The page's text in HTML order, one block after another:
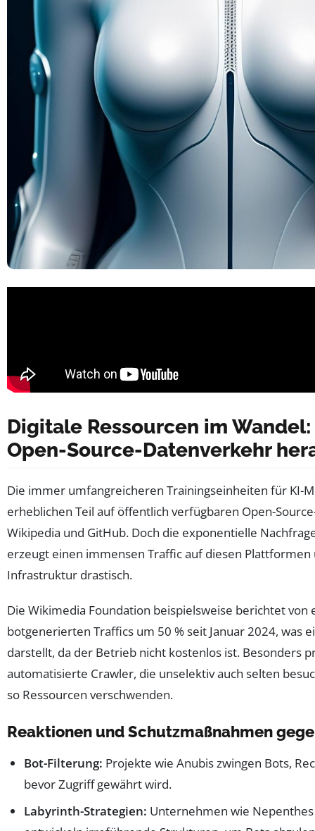
Digitale Ressourcen im
Open-Source-Datenverkehr
Die immer umfangreicheren Trainingseinheiten für KI-
erheblichen Teil auf öffentlich verfügbaren Open-
Wikipedia und GitHub. Doch die exponentielle
erzeugt einen immensen Traffic auf diesen
Infrastruktur drastisch.
Die Wikimedia Foundation beispielsweise berichtet von
botgenerierten Traffics um 50 % seit Januar 2024, was
darstellt, da der Betrieb nicht kostenlos ist. Besonders
automatisierte Crawler, die unselektiv auch selten
so Ressourcen verschwenden.
Reaktionen und Schutzmaßnahmen
Bot-Filterung: Projekte wie Anubis zwingen Bots,
bevor Zugriff gewährt wird.
Labyrinth-Strategien: Unternehmen wie